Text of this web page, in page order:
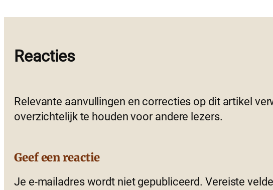
Reacties
Relevante aanvullingen en correcties op dit artikel
overzichtelijk te houden voor andere lezers.
Geef een reactie
Je e-mailadres wordt niet gepubliceerd. Vereiste